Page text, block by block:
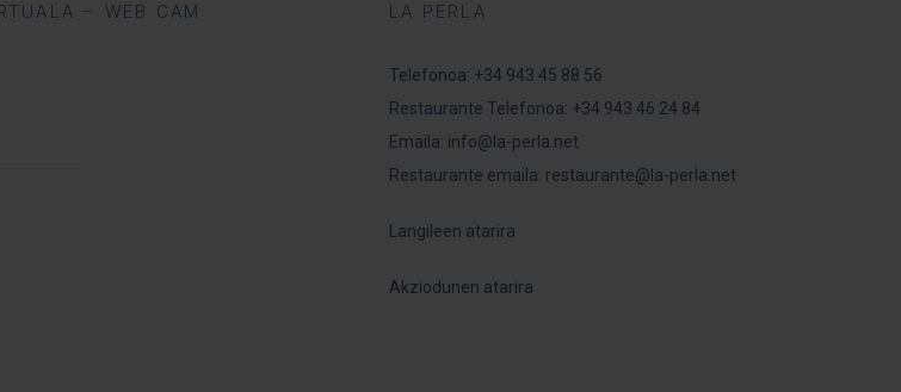
– WEB CAM LA PERLA
Telefonoa: +34 943 45 88 56
Restaurante Telefonoa: +34 943 46 24 84
Emaila: info@la-perla.net
Restaurante emaila: restaurante@la-perla.net
Langileen atarira
Akziodunen atarira